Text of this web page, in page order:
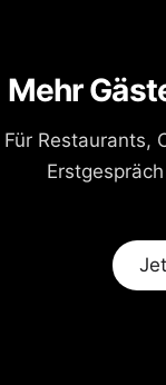
Mehr
Für Restaurants,